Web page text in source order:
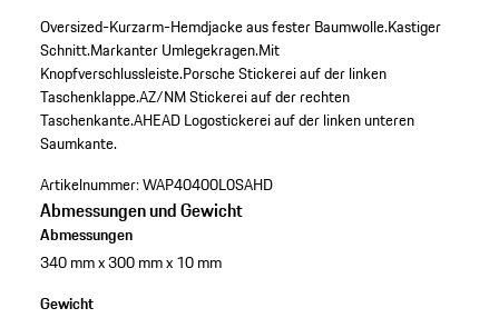
Oversized-Kurzarm-Hemdjacke aus fester Baumwolle.Kastiger
Schnitt.Markanter Umlegekragen.Mit
Knopfverschlussleiste.Porsche Stickerei auf der linken
Taschenklappe.AZ/NM Stickerei auf der rechten
Taschenkante.AHEAD Logostickerei auf der linken unteren
Saumkante.
Artikelnummer:WAP40400L0SAHD
Abmessungen und Gewicht
Abmessungen
340 mm x 300 mm x 10 mm
Gewicht